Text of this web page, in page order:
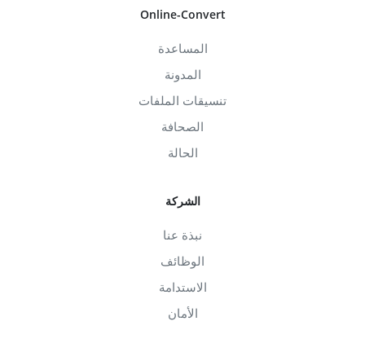
Online-Convert
المساعدة
المدونة
تنسيقات الملفات
الصحافة
الحالة
الشركة
نبذة عنا
الوظائف
الاستدامة
الأمان